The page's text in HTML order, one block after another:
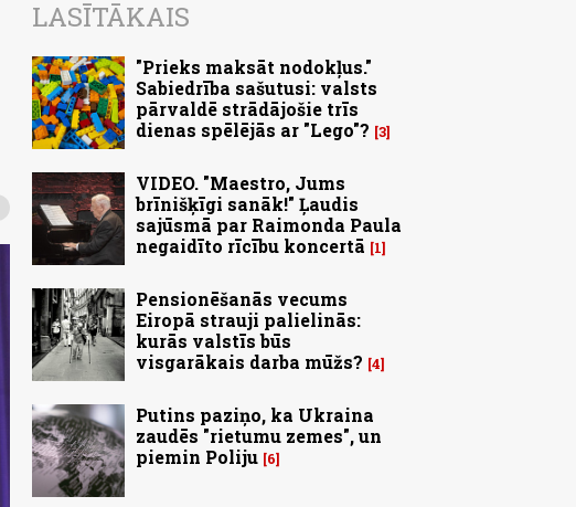
LASĪTĀKAIS
"Prieks maksāt nodokļus."
Sabiedrība sašutusi: valsts
pārvaldē strādājošie trīs
dienas spēlējās ar "Lego"? 3
VIDEO. "Maestro, Jums
brīnišķīgi sanāk!" Ļaudis
sajūsmā par Raimonda Paula
negaidīto rīcību koncertā
1
Pensionēšanās vecums
Eiropā strauji palielinās:
kurās valstīs būs
visgarākais darba mūžs? 4
Putins paziņo, ka Ukraina
zaudēs "rietumu zemes", un
piemin Poliju 6